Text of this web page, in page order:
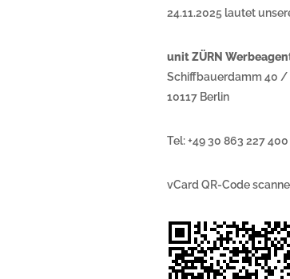
24.11.2025 lautet
unit ZÜRN
Schiffbauerdamm 40 /
10117 Berlin
Tel: +49 30 863 227 400
vCard QR-Code